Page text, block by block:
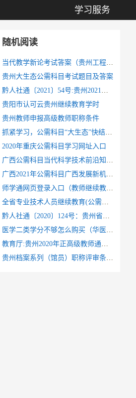
学习服务
随机阅读
当代教学新论考试答案（贵州工程应用技术学院 ）
贵州大生态公需科目考试题目及答案
黔人社通〔2021〕54号:贵州2021年职称工作有关问题的通知
贵阳市认可云贵州继续教育学时
贵州教师申报高级教师职称条件
抓紧学习，公需科目“大生态”快结束了！
2020年重庆公需科目学习网址入口
广西公需科目当代科学技术前沿知识学习登录入口
广西2021年公需科目广西发展新机遇考试答案（考试神器）
师学通网页登录入口（教师继续教育平台）
全省专业技术人员继续教育(公需科目)“大生态”在线网络学习测试平台采购公告
黔人社通〔2020〕124号：贵州省职校教师职称评审条件（中等职业学校）
医学二类学分不够怎么购买（华医网学习同步继教通）
教育厅:贵州2020年正高级教师通过人员名单公示
贵州档案系列（馆员）职称评审条件（黔人社通[2020]175号）